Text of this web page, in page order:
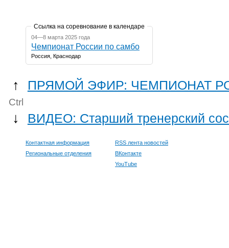
Ссылка на соревнование в календаре
04—8 марта 2025 года
Чемпионат России по самбо
Россия, Краснодар
↑ ПРЯМОЙ ЭФИР: ЧЕМПИОНАТ
Ctrl
↓ ВИДЕО: Старший тренерский
Контактная информация
Региональные отделения
RSS лента новостей
ВКонтакте
YouTube